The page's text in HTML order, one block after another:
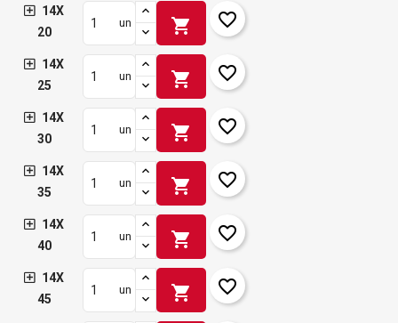
14X
20
un shopping_cart favorite_border
14X
25
un shopping_cart favorite_border
14X
30
un shopping_cart favorite_border
14X
35
un shopping_cart favorite_border
14X
40
un shopping_cart favorite_border
14X
45
un shopping_cart favorite_border